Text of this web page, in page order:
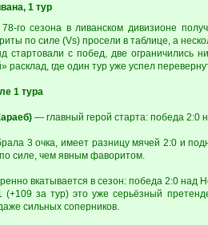
1 тур
го сезона в ливанском дивизионе
по силе (Vs) просели в таблице, а
стартовали с побед, две ограничились
расклад, где один тур уже успел
1 тура
— главный герой старта: победа 2:0
3 очка, имеет разницу мячей 2:0 и
силе, чем явным фаворитом.
вкатывается в сезон: победа 2:0 над
(+109 за тур) это уже серьёзный
сильных соперников.